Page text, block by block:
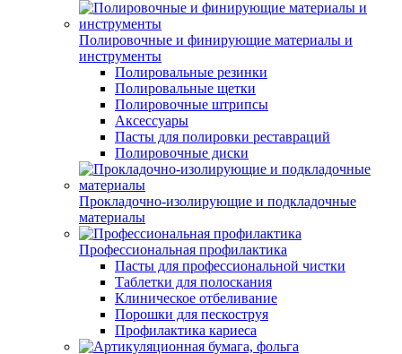
Полировочные и финирующие материалы и
инструменты
Полировальные резинки
Полировальные щетки
Полировочные штрипсы
Аксессуары
Пасты для полировки реставраций
Полировочные диски
Прокладочно-изолирующие и подкладочные
материалы
Профессиональная профилактика
Пасты для профессиональной чистки
Таблетки для полоскания
Клиническое отбеливание
Порошки для пескоструя
Профилактика кариеса